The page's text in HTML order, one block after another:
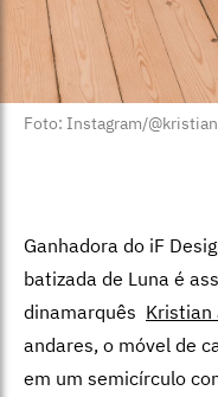
Foto: Instagram/
Ganhadora do iF
batizada de Luna é
dinamarquês Kristian
andares, o móvel de
em um semicírculo